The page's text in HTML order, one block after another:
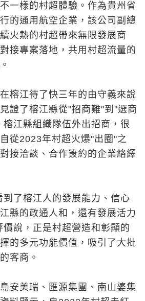
一樣的村超體驗。作為貴州省
的通用航空企業，該公司副總
火熱的村超帶來無限發展商
接專案落地，共用村超流量的
榕江待了快三年的由守義來說
證了榕江縣從"招商難"到"選商
江縣組織隊伍外出招商，很
從2023年村超火爆"出圈"之
接洽談、合作簽約的企業絡繹
了榕江人的發展能力、信心
縣的政通人和，還有發展活力
說，正是村超營造和彰顯的
的多元功能價值，吸引了大批
客商。
安美瑞、匯源集團、南山婆集